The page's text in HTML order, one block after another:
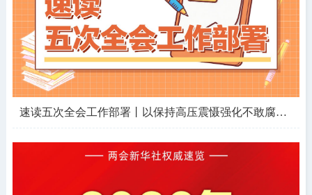
速读五次全会工作部署丨以保持高压震慑强化不敢腐，突出哪些领域对象